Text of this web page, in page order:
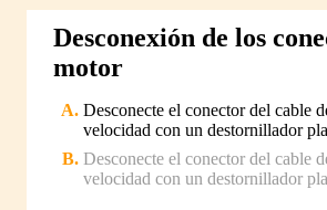
Desconexión de los
motor
Desconecte el conector del cable
velocidad con un destornillador
Desconecte el conector del cable
velocidad con un destornillador